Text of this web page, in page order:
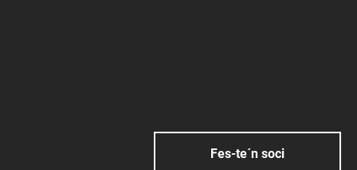
Fes-te´n soci